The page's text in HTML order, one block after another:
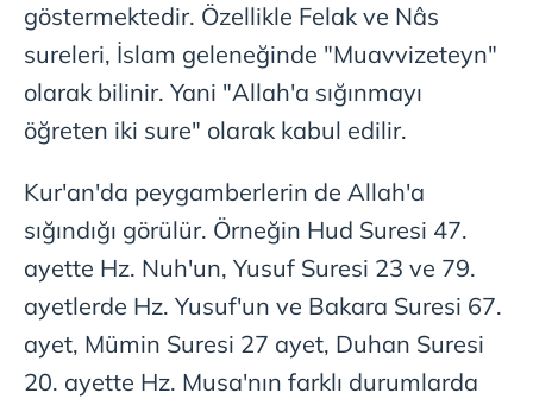
göstermektedir. Özellikle Felak ve Nâs
sureleri, İslam geleneğinde "Muavvizeteyn"
olarak bilinir. Yani "Allah'a sığınmayı
öğreten iki sure" olarak kabul edilir.
Kur'an'da peygamberlerin de Allah'a
sığındığı görülür. Örneğin Hud Suresi 47.
ayette Hz. Nuh'un, Yusuf Suresi 23 ve 79.
ayetlerde Hz. Yusuf'un ve Bakara Suresi 67.
ayet, Mümin Suresi 27 ayet, Duhan Suresi
20. ayette Hz. Musa'nın farklı durumlarda